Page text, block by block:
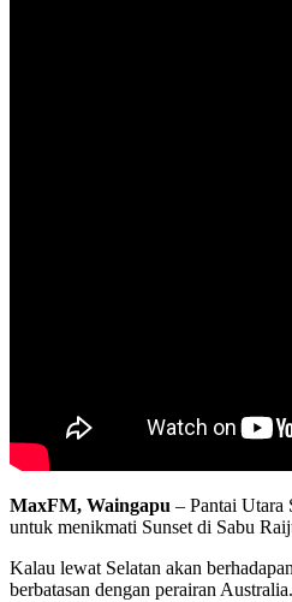
MaxFM, Waingapu – Pantai Utara
untuk menikmati Sunset di Sabu
Kalau lewat Selatan akan
berbatasan dengan perairan Australia.